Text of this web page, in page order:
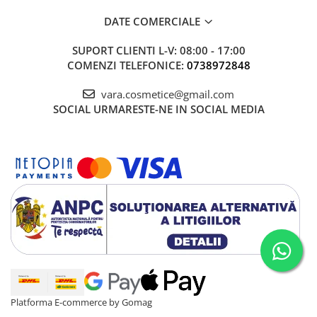
DATE COMERCIALE
SUPORT CLIENTI L-V: 08:00 - 17:00
COMENZI TELEFONICE: 0738972848
vara.cosmetice@gmail.com
SOCIAL URMARESTE-NE IN SOCIAL MEDIA
Platforma E-commerce by Gomag